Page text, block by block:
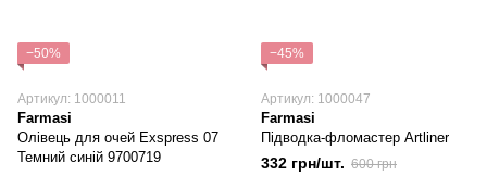
−50%
Артикул: 1000011
Farmasi
Олівець для очей Exspress 07
Темний синій 9700719
−45%
Артикул: 1000047
Farmasi
Підводка-фломастер Artliner
332 грн/шт. 600 грн